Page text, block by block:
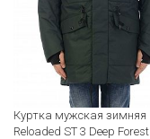
Куртка мужская зимняя
Reloaded ST 3 Deep Forest